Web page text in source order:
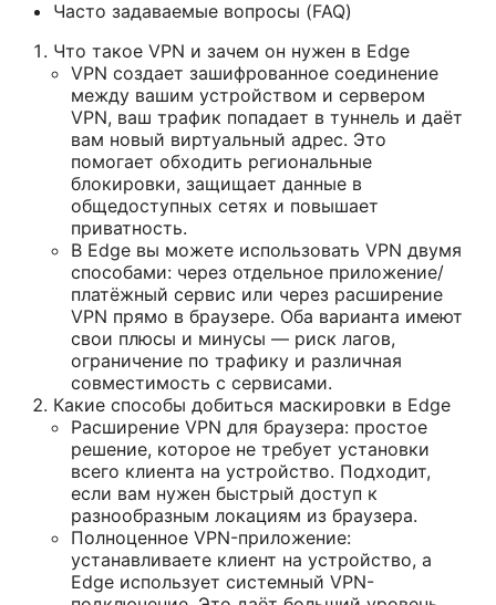
Часто задаваемые вопросы (FAQ)
Что такое VPN и зачем он нужен в Edge
VPN создает зашифрованное соединение
между вашим устройством и сервером
VPN, ваш трафик попадает в туннель и даёт
вам новый виртуальный адрес. Это
помогает обходить региональные
блокировки, защищает данные в
общедоступных сетях и повышает
приватность.
В Edge вы можете использовать VPN двумя
способами: через отдельное приложение/
платёжный сервис или через расширение
VPN прямо в браузере. Оба варианта имеют
свои плюсы и минусы — риск лагов,
ограничение по трафику и различная
совместимость с сервисами.
Какие способы добиться маскировки в Edge
Расширение VPN для браузера: простое
решение, которое не требует установки
всего клиента на устройство. Подходит,
если вам нужен быстрый доступ к
разнообразным локациям из браузера.
Полноценное VPN-приложение:
устанавливаете клиент на устройство, а
Edge использует системный VPN-